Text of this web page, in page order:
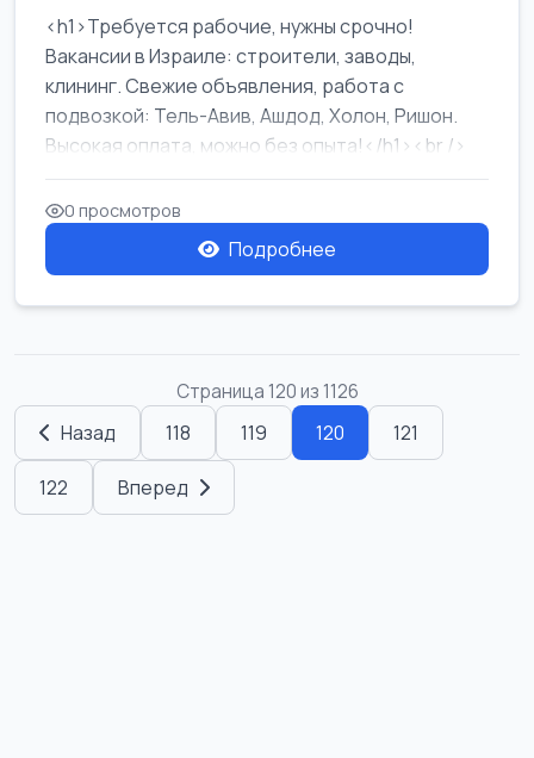
<h1>Требуется рабочие, нужны срочно!
Вакансии в Израиле: строители, заводы,
клининг. Свежие объявления, работа с
подвозкой: Тель-Авив, Ашдод, Холон, Ришон.
Высокая оплата, можно без опыта!</h1><br />
...
0 просмотров
Подробнее
Страница 120 из 1126
Назад 118 119 120 121
122 Вперед